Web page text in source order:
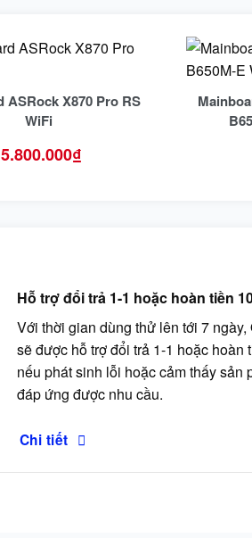
ASRock X870 Pro RS
WiFi
5.800.000₫
Hỗ trợ đổi trả 1-1 hoặc hoàn tiền
Với thời gian dùng thử lên tới 7 ngày,
sẽ được hỗ trợ đổi trả 1-1 hoặc hoàn
nếu phát sinh lỗi hoặc cảm thấy sản
đáp ứng được nhu cầu.
Chi tiết